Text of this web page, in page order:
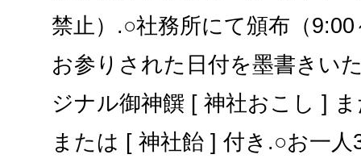
禁止）.○社務所にて頒布（
お参りされた日付を墨書きい
ジナル御神饌 [ 神社おこし ]
または [ 神社飴 ] 付き.○お一